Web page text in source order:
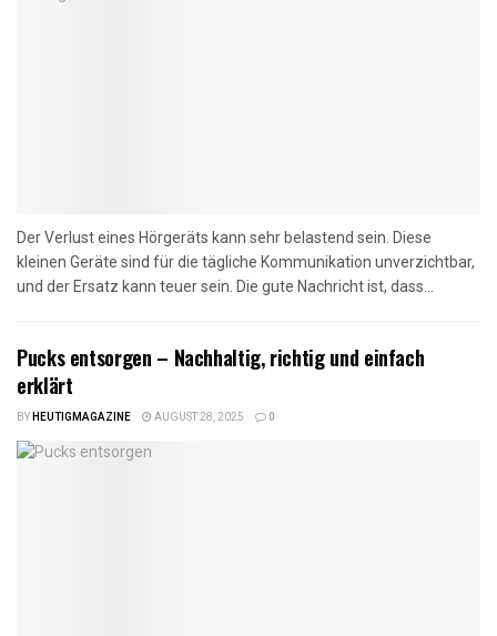
Der Verlust eines Hörgeräts kann sehr belastend sein. Diese
kleinen Geräte sind für die tägliche Kommunikation unverzichtbar,
und der Ersatz kann teuer sein. Die gute Nachricht ist, dass...
Pucks entsorgen – Nachhaltig, richtig und einfach
erklärt
BYHEUTIGMAGAZINE AUGUST 28, 2025 0